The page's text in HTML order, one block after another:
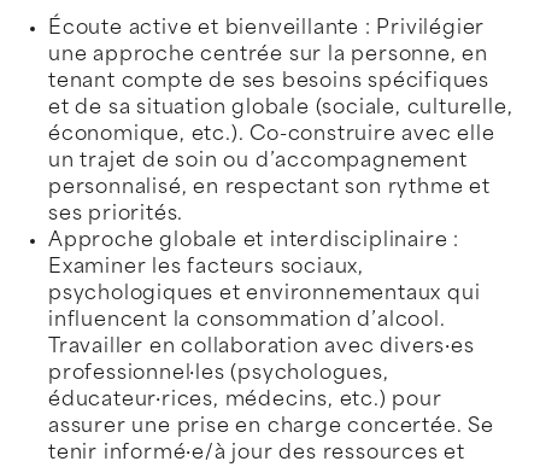
Écoute active et bienveillante : Privilégier
une approche centrée sur la personne, en
tenant compte de ses besoins spécifiques
et de sa situation globale (sociale, culturelle,
économique, etc.). Co-construire avec elle
un trajet de soin ou d’accompagnement
personnalisé, en respectant son rythme et
ses priorités.
Approche globale et interdisciplinaire :
Examiner les facteurs sociaux,
psychologiques et environnementaux qui
influencent la consommation d’alcool.
Travailler en collaboration avec divers·es
professionnel·les (psychologues,
éducateur·rices, médecins, etc.) pour
assurer une prise en charge concertée. Se
tenir informé·e/à jour des ressources et